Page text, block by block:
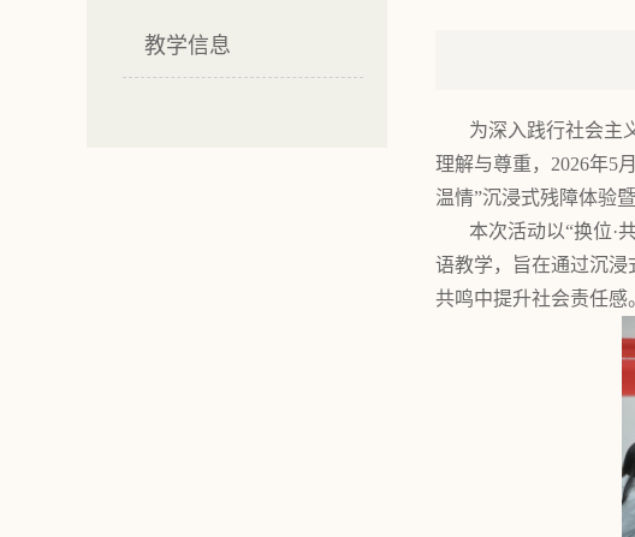
教学信息
为深入践行社会主
理解与尊重，2026年5
温情”沉浸式残障体验
本次活动以“换位·
语教学，旨在通过沉
共鸣中提升社会责任感